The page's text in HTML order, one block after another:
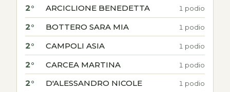
2° ARCICLIONE BENEDETTA 1 podio
2° BOTTERO SARA MIA 1 podio
2° CAMPOLI ASIA 1 podio
2° CARCEA MARTINA 1 podio
2° D'ALESSANDRO NICOLE 1 podio